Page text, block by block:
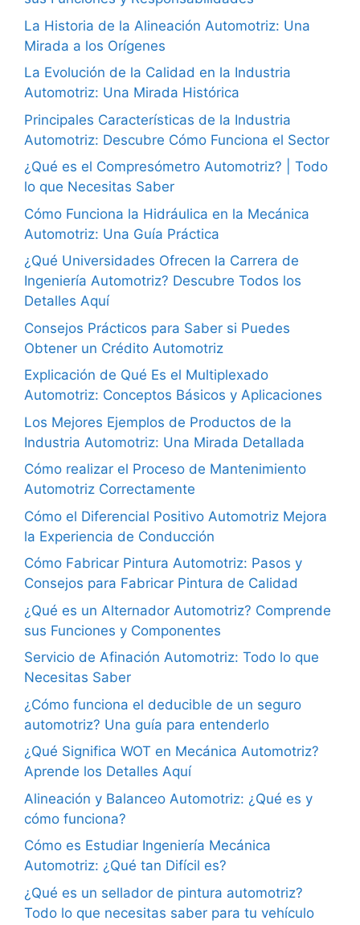
La Historia de la Alineación Automotriz: Una
Mirada a los Orígenes
La Evolución de la Calidad en la Industria
Automotriz: Una Mirada Histórica
Principales Características de la Industria
Automotriz: Descubre Cómo Funciona el Sector
¿Qué es el Compresómetro Automotriz? | Todo
lo que Necesitas Saber
Cómo Funciona la Hidráulica en la Mecánica
Automotriz: Una Guía Práctica
¿Qué Universidades Ofrecen la Carrera de
Ingeniería Automotriz? Descubre Todos los
Detalles Aquí
Consejos Prácticos para Saber si Puedes
Obtener un Crédito Automotriz
Explicación de Qué Es el Multiplexado
Automotriz: Conceptos Básicos y Aplicaciones
Los Mejores Ejemplos de Productos de la
Industria Automotriz: Una Mirada Detallada
Cómo realizar el Proceso de Mantenimiento
Automotriz Correctamente
Cómo el Diferencial Positivo Automotriz Mejora
la Experiencia de Conducción
Cómo Fabricar Pintura Automotriz: Pasos y
Consejos para Fabricar Pintura de Calidad
¿Qué es un Alternador Automotriz? Comprende
sus Funciones y Componentes
Servicio de Afinación Automotriz: Todo lo que
Necesitas Saber
¿Cómo funciona el deducible de un seguro
automotriz? Una guía para entenderlo
¿Qué Significa WOT en Mecánica Automotriz?
Aprende los Detalles Aquí
Alineación y Balanceo Automotriz: ¿Qué es y
cómo funciona?
Cómo es Estudiar Ingeniería Mecánica
Automotriz: ¿Qué tan Difícil es?
¿Qué es un sellador de pintura automotriz?
Todo lo que necesitas saber para tu vehículo